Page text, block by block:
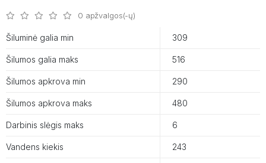
0 apžvalgos(-ų)
Šiluminė galia min 309
Šilumos galia maks 516
Šilumos apkrova min 290
Šilumos apkrova maks 480
Darbinis slėgis maks 6
Vandens kiekis 243